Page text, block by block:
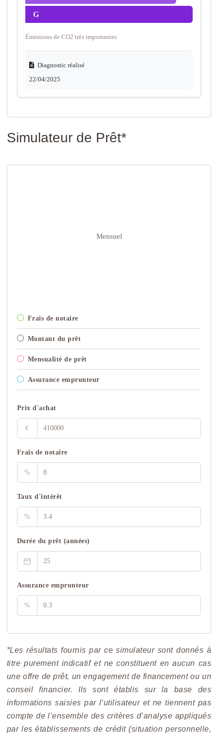
G
Émissions de CO2 très importantes
Diagnostic réalisé
22/04/2025
Simulateur de Prêt*
Mensuel
Frais de notaire
Montant du prêt
Mensualité de prêt
Assurance emprunteur
Prix d'achat
€
Frais de notaire
%
Taux d'intérêt
%
Durée du prêt (années)
Assurance emprunteur
%
*Les résultats fournis par ce simulateur sont donnés à
titre purement indicatif et ne constituent en aucun cas
une offre de prêt, un engagement de financement ou un
conseil financier. Ils sont établis sur la base des
informations saisies par l’utilisateur et ne tiennent pas
compte de l’ensemble des critères d’analyse appliqués
par les établissements de crédit (situation personnelle,